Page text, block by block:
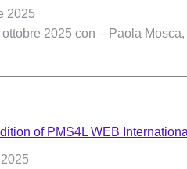
2025
2025 con – Paola
of PMS4L WEB